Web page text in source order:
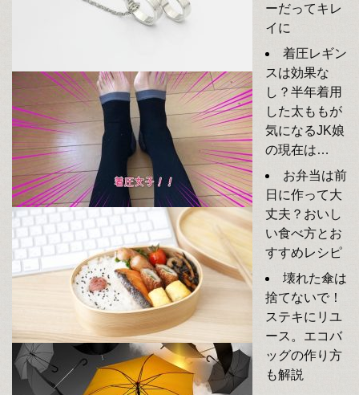
ーだってキレ
イに
着圧レギン
スは効果な
し？半年着用
した太ももが
気になるJK娘
の現在は…
お弁当は前
日に作って大
丈夫？おいし
い食べ方とお
すすめレシピ
壊れた傘は
捨てないで！
ステキにリユ
ース。エコバ
ッグの作り方
も解説